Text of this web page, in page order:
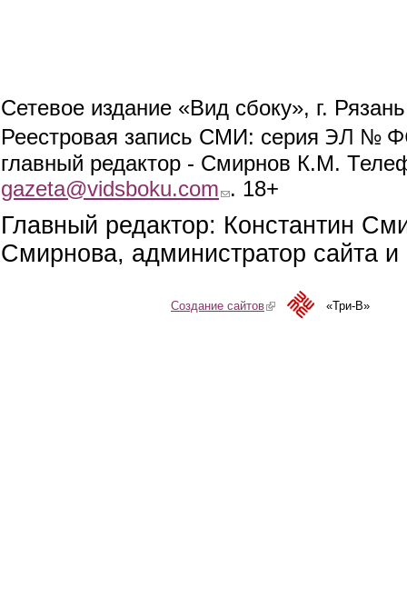
Сетевое издание «Вид сбоку», г.
Реестровая запись СМИ: серия ЭЛ №
главный редактор - Смирнов К.М.
gazeta@vidsboku.com (link sends e-mail)
. 18+
Главный редактор: Константин
Смирнова, администратор сайта
Создание сайтов(link is external)«Три-В»